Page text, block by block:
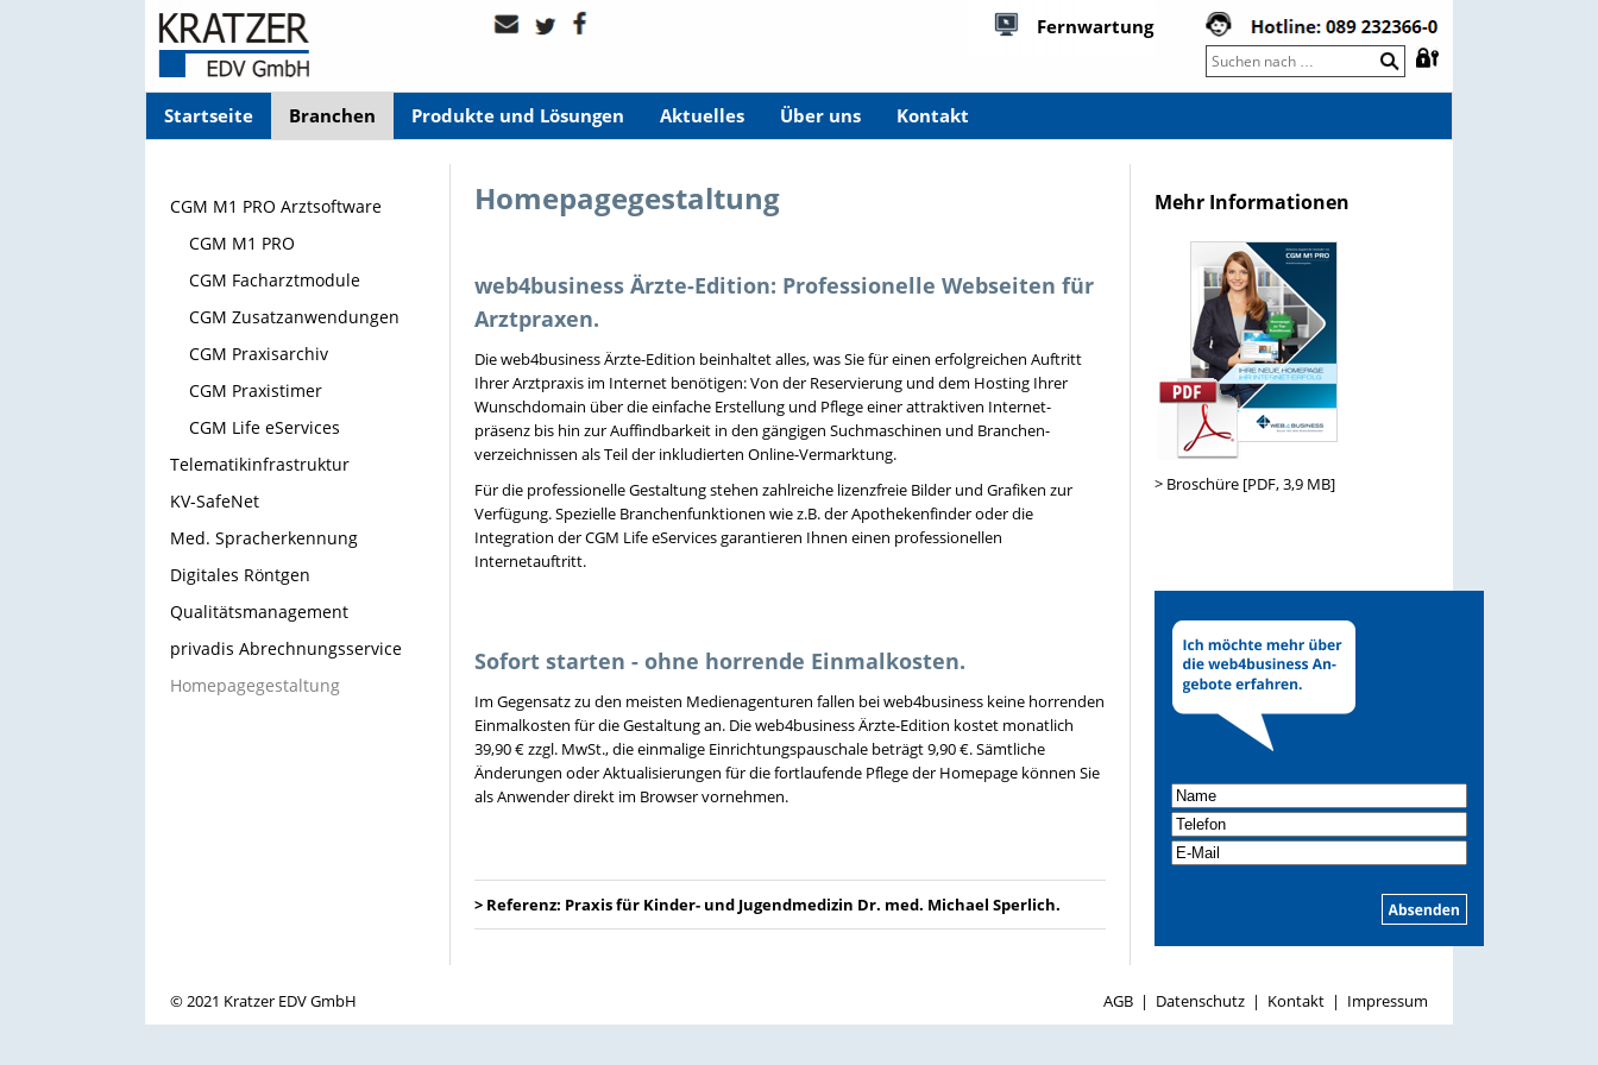
Fernwartung
Startseite Branchen Produkte und Lösungen Aktuelles Über uns Kontakt
CGM M1 PRO Arztsoftware
CGM M1 PRO
CGM Facharztmodule
CGM Zusatzanwendungen
CGM Praxisarchiv
CGM Praxistimer
CGM Life eServices
Telematikinfrastruktur
KV-SafeNet
Med. Spracherkennung
Digitales Röntgen
Qualitätsmanagement
privadis Abrechnungsservice
Homepagegestaltung
Homepagegestaltung
web4business Ärzte-Edition: Professionelle Webseiten für
Arztpraxen.
Die web4business Ärzte-Edition beinhaltet alles, was Sie für einen erfolgreichen Auftritt
Ihrer Arztpraxis im Internet benötigen: Von der Reservierung und dem Hosting Ihrer
Wunschdomain über die einfache Erstellung und Pflege einer attraktiven Internet-
präsenz bis hin zur Auffindbarkeit in den gängigen Suchmaschinen und Branchen-
verzeichnissen als Teil der inkludierten Online-Vermarktung.
Für die professionelle Gestaltung stehen zahlreiche lizenzfreie Bilder und Grafiken zur
Verfügung. Spezielle Branchenfunktionen wie z.B. der Apothekenfinder oder die
Integration der CGM Life eServices garantieren Ihnen einen professionellen
Internetauftritt.
Sofort starten - ohne horrende Einmalkosten.
Im Gegensatz zu den meisten Medienagenturen fallen bei web4business keine horrenden
Einmalkosten für die Gestaltung an. Die web4business Ärzte-Edition kostet monatlich
39,90 € zzgl. MwSt., die einmalige Einrichtungspauschale beträgt 9,90 €. Sämtliche
Änderungen oder Aktualisierungen für die fortlaufende Pflege der Homepage können Sie
als Anwender direkt im Browser vornehmen.
> Referenz: Praxis für Kinder- und Jugendmedizin Dr. med. Michael Sperlich.
Mehr Informationen
> Broschüre [PDF, 3,9 MB]
© 2021 Kratzer EDV GmbH AGB | Datenschutz | Kontakt | Impressum